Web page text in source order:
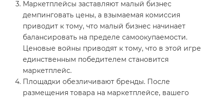
Маркетплейсы заставляют малый бизнес
демпинговать цены, а взымаемая комиссия
приводит к тому, что малый бизнес начинает
балансировать на пределе самоокупаемости.
Ценовые войны приводят к тому, что в этой игре
единственным победителем становится
маркетплейс.
Площадки обезличивают бренды. После
размещения товара на маркетплейсе, вашего